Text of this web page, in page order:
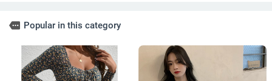
more Popular in this category